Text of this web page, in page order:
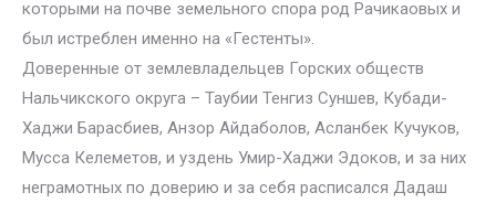
которыми на почве земельного спора род Рачикаовых и
был истреблен именно на «Гестенты».
Доверенные от землевладельцев Горских обществ
Нальчикского округа – Таубии Тенгиз Суншев, Кубади-
Хаджи Барасбиев, Анзор Айдаболов, Асланбек Кучуков,
Мусса Келеметов, и уздень Умир-Хаджи Эдоков, и за них
неграмотных по доверию и за себя расписался Дадаш